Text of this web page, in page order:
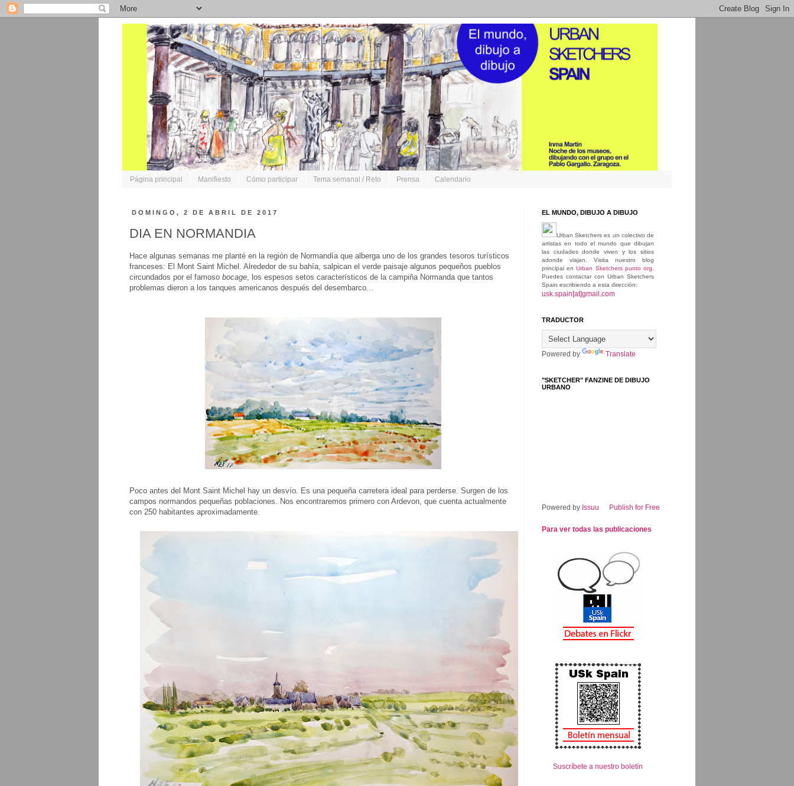
Página principal Manifiesto Cómo participar Tema semanal / Reto Prensa Calendario
DOMINGO, 2 DE ABRIL DE 2017
DIA EN NORMANDIA
Hace algunas semanas me planté en la región de Normandía que alberga uno de los grandes tesoros turísticos
franceses: El Mont Saint Michel. Alrededor de su bahía, salpican el verde paisaje algunos pequeños pueblos
circundados por el famoso bocage, los espesos setos característicos de la campiña Normanda que tantos
problemas dieron a los tanques americanos después del desembarco...
Poco antes del Mont Saint Michel hay un desvío. Es una pequeña carretera ideal para perderse. Surgen de los
campos normandos pequeñas poblaciones. Nos encontraremos primero con Ardevon, que cuenta actualmente
con 250 habitantes aproximadamente.
EL MUNDO, DIBUJO A DIBUJO
Urban Sketchers es un colectivo de
artistas en todo el mundo que dibujan
las ciudades donde viven y los sitios
adonde viajan. Visita nuestro blog
principal enUrban Sketchers punto org.
Puedes contactar con Urban Sketchers
Spain escribiendo a esta dirección:
usk.spain[at]gmail.com
TRADUCTOR
Powered by Translate
"SKETCHER" FANZINE DE DIBUJO
URBANO
Powered by Issuu Publish for Free
Para ver todas las publicaciones
Suscríbete a nuestro boletín